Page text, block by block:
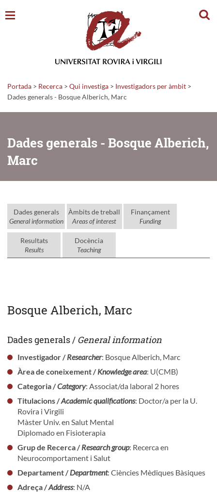
Portada > Recerca > Qui investiga > Investigadors per àmbit >
Dades generals - Bosque Alberich, Marc
Dades generals - Bosque Alberich,
Marc
Dades generals
General information
Àmbits de treball
Areas of interest
Finançament
Funding
Resultats
Results
Docència
Teaching
Bosque Alberich, Marc
Dades generals / General information
Investigador /Researcher: Bosque Alberich, Marc
Àrea de coneixement /Knowledge area: U(CMB)
Categoria /Category: Associat/da laboral 2 hores
Titulacions /Academic qualifications: Doctor/a per la U.
Rovira i Virgili
Màster Univ. en Salut Mental
Diplomado en Fisioterapia
Grup de Recerca /Research group: Recerca en
Neurocomportament i Salut
Departament /Department: Ciències Mèdiques Bàsiques
Adreça /Address: N/A